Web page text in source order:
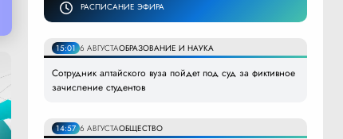
РАСПИСАНИЕ ЭФИРА
15:01 6 АВГУСТАОБРАЗОВАНИЕ И НАУКА
Сотрудник алтайского вуза пойдет под суд за фиктивное
зачисление студентов
14:57 6 АВГУСТАОБЩЕСТВО